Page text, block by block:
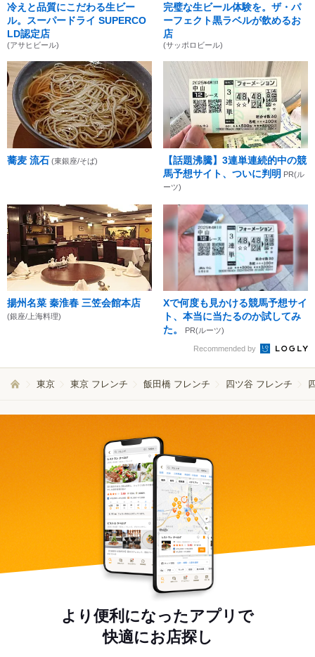
冷えと品質にこだわる生ビー
ル。スーパードライ SUPERCO
LD認定店
(アサヒビール)
完璧な生ビール体験を。ザ・パ
ーフェクト黒ラベルが飲めるお
店
(サッポロビール)
蕎麦 流石 (東銀座/そば)
【話題沸騰】3連単連続的中の競
馬予想サイト、ついに判明 PR(ル
ーツ)
揚州名菜 秦淮春 三笠会館本店
(銀座/上海料理)
Xで何度も見かける競馬予想サイ
ト、本当に当たるのか試してみ
た。
PR(ルーツ)
Recommended by
東京 東京 フレンチ 飯田橋 フレンチ 四ツ谷 フレンチ
より便利になったアプリで
快適にお店探し